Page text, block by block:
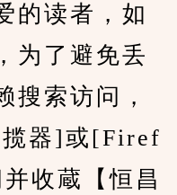
读者，如
为了避免丢
搜索访问，
揽器]或[Firef
收蔵【恒昌